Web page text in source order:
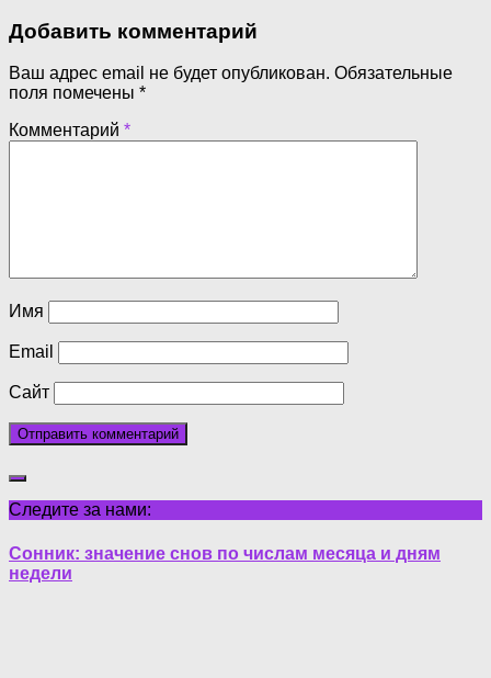
Добавить комментарий
Ваш адрес email не будет опубликован. Обязательные
поля помечены *
Комментарий *
Имя
Email
Сайт
Следите за нами:
Сонник: значение снов по числам месяца и дням
недели